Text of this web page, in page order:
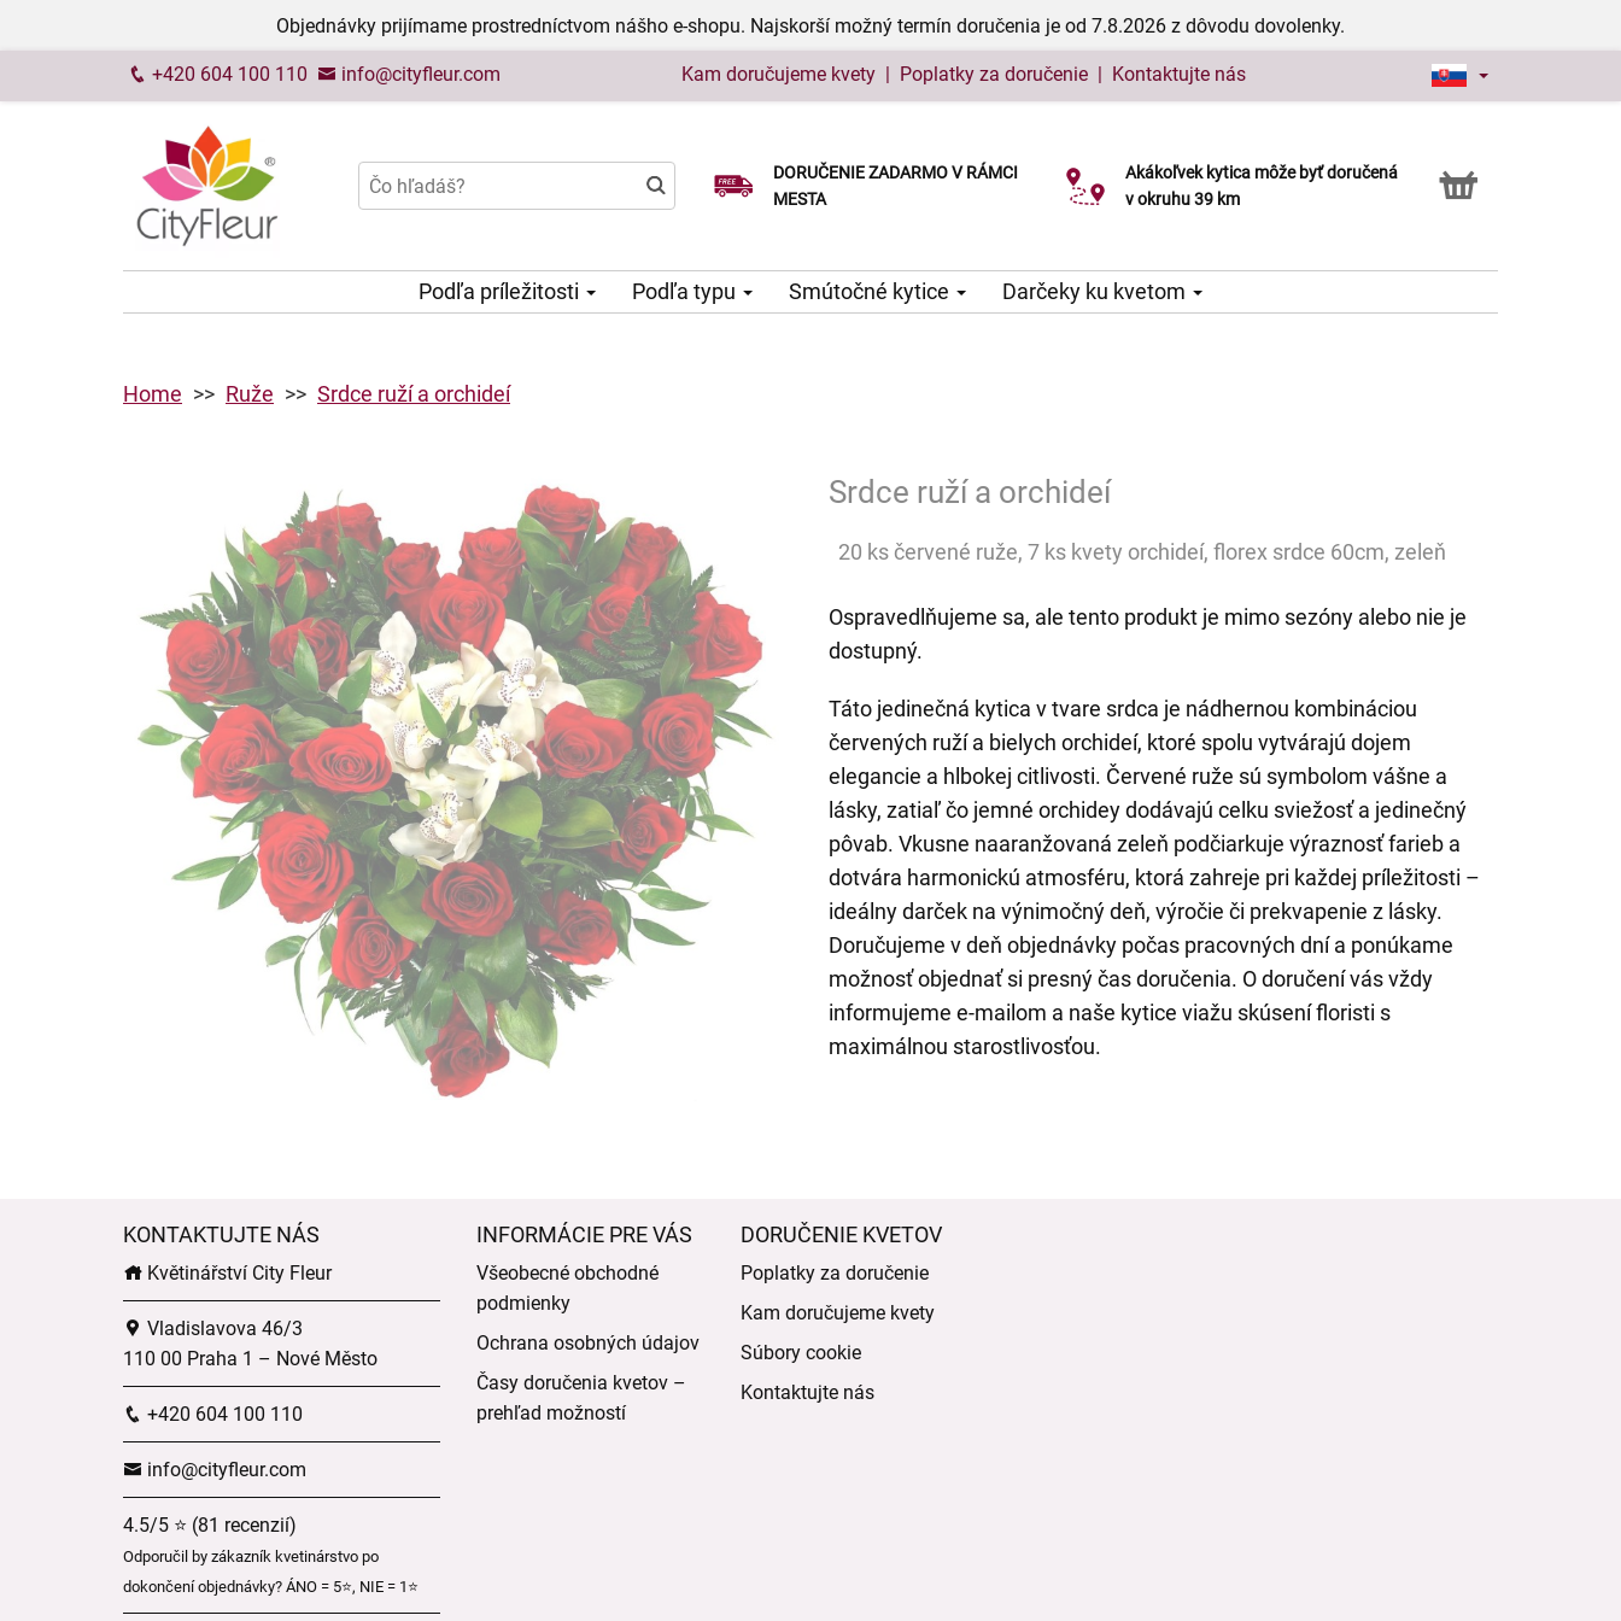
Objednávky prijímame prostredníctvom nášho e-shopu. Najskorší možný termín doručenia je od 7.8.2026 z dôvodu dovolenky.
+420 604 100 110 info@cityfleur.com Kam doručujeme kvety | Poplatky za doručenie | Kontaktujte nás
DORUČENIE ZADARMO V RÁMCI
MESTA
Akákoľvek kytica môže byť doručená
v okruhu 39 km
Služba Click & Collect
Podľa príležitosti Podľa typu Smútočné kytice Darčeky ku kvetom
Home Ruže Srdce ruží a orchideí
Srdce ruží a orchideí
20 ks červené ruže, 7 ks kvety orchideí, florex srdce 60cm, zeleň
Ospravedlňujeme sa, ale tento produkt je mimo sezóny alebo nie je
dostupný.
Táto jedinečná kytica v tvare srdca je nádhernou kombináciou
červených ruží a bielych orchideí, ktoré spolu vytvárajú dojem
elegancie a hlbokej citlivosti. Červené ruže sú symbolom vášne a
lásky, zatiaľ čo jemné orchidey dodávajú celku sviežosť a jedinečný
pôvab. Vkusne naaranžovaná zeleň podčiarkuje výraznosť farieb a
dotvára harmonickú atmosféru, ktorá zahreje pri každej príležitosti –
ideálny darček na výnimočný deň, výročie či prekvapenie z lásky.
Doručujeme v deň objednávky počas pracovných dní a ponúkame
možnosť objednať si presný čas doručenia. O doručení vás vždy
informujeme e-mailom a naše kytice viažu skúsení floristi s
maximálnou starostlivosťou.
KONTAKTUJTE NÁS
Květinářství City Fleur
Vladislavova 46/3
110 00 Praha 1 – Nové Město
+420 604 100 110
info@cityfleur.com
4.5/5 ⭐ (81 recenzií)
Odporučil by zákazník kvetinárstvo po
dokončení objednávky? ÁNO = 5⭐, NIE = 1⭐
INFORMÁCIE PRE VÁS
Všeobecné obchodné
podmienky
Ochrana osobných údajov
Časy doručenia kvetov –
prehľad možností
DORUČENIE KVETOV
Poplatky za doručenie
Kam doručujeme kvety
Súbory cookie
Kontaktujte nás